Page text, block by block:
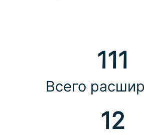
111
Всего
12